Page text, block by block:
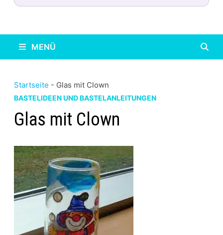
MENÜ
Startseite - Glas mit Clown
BASTELIDEEN UND BASTELANLEITUNGEN
Glas mit Clown